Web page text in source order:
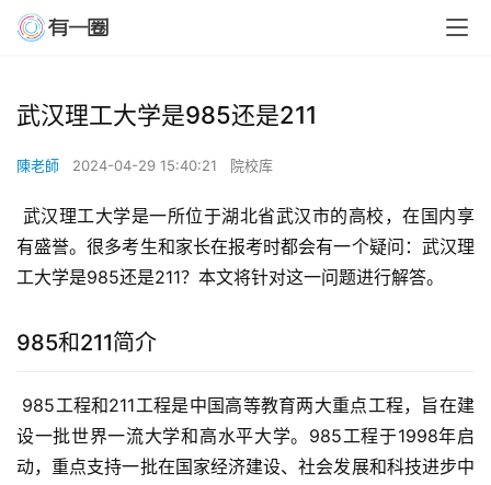
武汉理工大学是985还是211
陳老師 2024-04-29 15:40:21 院校库
有盛誉。很多考生和家长在报考时都会有一个疑问：武汉理
工大学是985还是211？本文将针对这一问题进行解答。
985和211简介
设一批世界一流大学和高水平大学。985工程于1998年启
动，重点支持一批在国家经济建设、社会发展和科技进步中